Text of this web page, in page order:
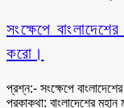
সংক্ষেপে
করো।
প্রশ্ন:- সংক্ষেপে
প্রকাকথা: বাংলাদেশের